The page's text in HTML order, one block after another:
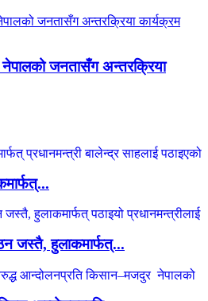
नेपालको जनतासँग अन्तरक्रिया
जस्तै, हुलाकमार्फत्...